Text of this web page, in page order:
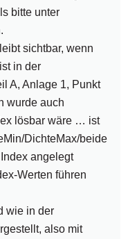
bitte unter
sichtbar, wenn
in der
A, Anlage 1, Punkt
wurde auch
lösbar wäre … ist
DichteMax/beide
angelegt
Werten führen
wie in der
also mit